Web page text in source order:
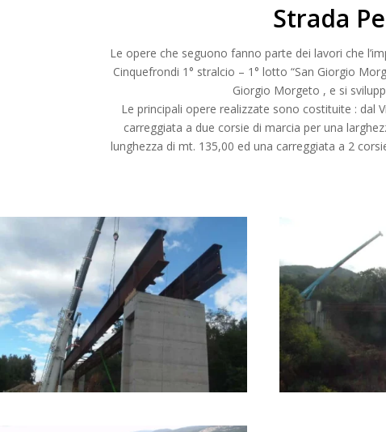
Strada
Le opere che seguono fanno parte dei lavori che
Cinquefrondi 1° stralcio – 1° lotto “San Giorgio
Giorgio Morgeto , e si
Le principali opere realizzate sono costituite : dal
carreggiata a due corsie di marcia per una
lunghezza di mt. 135,00 ed una carreggiata a 2